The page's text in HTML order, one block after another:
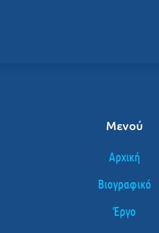
Μενού
Αρχική
Βιογραφικό
Έργο